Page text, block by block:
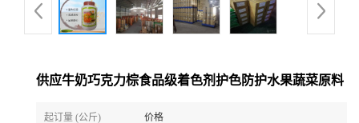
供应牛奶巧克力棕食品级着色剂护色防护水果蔬菜原料
起订量 (公斤) 价格